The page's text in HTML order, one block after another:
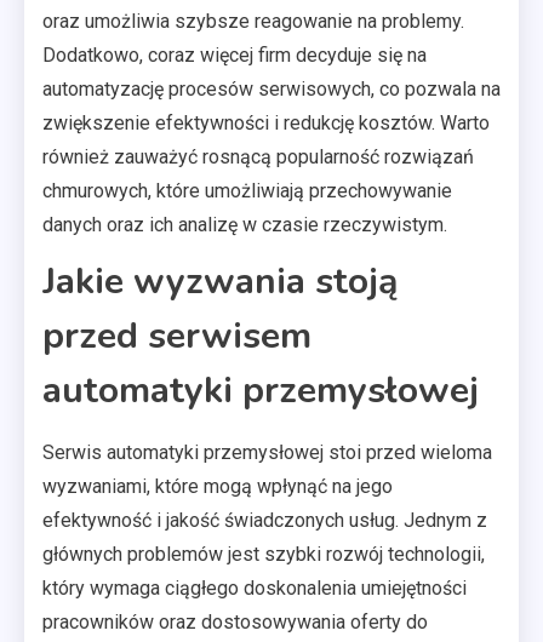
oraz umożliwia szybsze reagowanie na problemy.
Dodatkowo, coraz więcej firm decyduje się na
automatyzację procesów serwisowych, co pozwala na
zwiększenie efektywności i redukcję kosztów. Warto
również zauważyć rosnącą popularność rozwiązań
chmurowych, które umożliwiają przechowywanie
danych oraz ich analizę w czasie rzeczywistym.
Jakie wyzwania stoją
przed serwisem
automatyki przemysłowej
Serwis automatyki przemysłowej stoi przed wieloma
wyzwaniami, które mogą wpłynąć na jego
efektywność i jakość świadczonych usług. Jednym z
głównych problemów jest szybki rozwój technologii,
który wymaga ciągłego doskonalenia umiejętności
pracowników oraz dostosowywania oferty do